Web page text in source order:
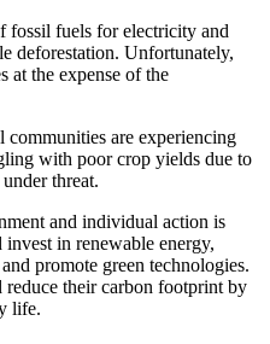
fossil fuels for electricity and
deforestation. Unfortunately,
at the expense of the
communities are experiencing
with poor crop yields due to
threat.
and individual action is
in renewable energy,
promote green technologies.
reduce their carbon footprint by
life.